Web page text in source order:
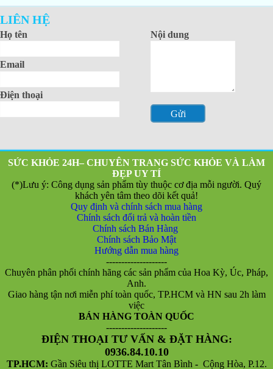
LIÊN HỆ
Họ tên
Email
Điện thoại
Nội dung
SỨC KHỎE 24H– CHUYÊN TRANG SỨC KHỎE VÀ LÀM
ĐẸP UY TÍ
(*)Lưu ý: Công dụng sản phẩm tùy thuộc cơ địa mỗi người. Quý
khách yên tâm theo dõi kết quả!
Quy định và chính sách mua hàng
Chính sách đổi trả và hoàn tiền
Chính sách Bán Hàng
Chính sách Bảo Mật
Hướng dẫn mua hàng
--------------------
Chuyên phân phối chính hãng các sản phẩm của Hoa Kỳ, Úc, Pháp,
Anh.
Giao hàng tận nơi miễn phí toàn quốc, TP.HCM và HN sau 2h làm
việc
BÁN HÀNG TOÀN QUỐC
--------------------
ĐIỆN THOẠI TƯ VẤN & ĐẶT HÀNG:
0936.84.10.10
TP.HCM: Gần Siêu thị LOTTE Mart Tân Bình - Cộng Hòa, P.12.
❅